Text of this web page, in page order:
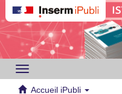
Toggle
navigation
Accueil iPubli